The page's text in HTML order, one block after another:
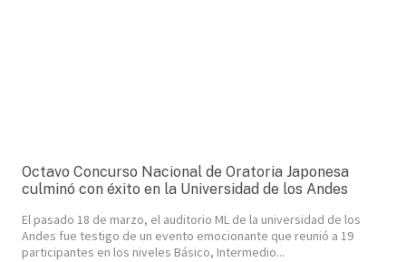
Octavo Concurso Nacional de Oratoria Japonesa
culminó con éxito en la Universidad de los Andes
El pasado 18 de marzo, el auditorio ML de la universidad de los
Andes fue testigo de un evento emocionante que reunió a 19
participantes en los niveles Básico, Intermedio...